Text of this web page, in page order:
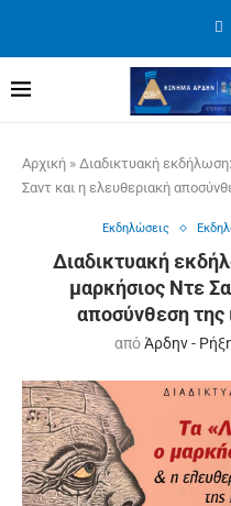
Αρχική » Διαδικτυακή
Σαντ και η ελευθεριακή
Εκδηλώσεις
Διαδικτυακή
μαρκήσιος Ντε
αποσύνθεση της
απόΆρδην -